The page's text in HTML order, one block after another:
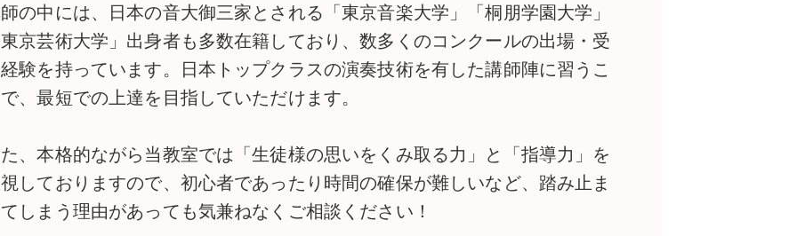
の中には、日本の音大御三家とされる「東京音楽大学」「桐朋学園大学」
京芸術大学」出身者も多数在籍しており、数多くのコンクールの出場・受
験を持っています。日本トップクラスの演奏技術を有した講師陣に習うこ
、最短での上達を目指していただけます。
、本格的ながら当教室では「生徒様の思いをくみ取る力」と「指導力」を
しておりますので、初心者であったり時間の確保が難しいなど、踏み止ま
しまう理由があっても気兼ねなくご相談ください！